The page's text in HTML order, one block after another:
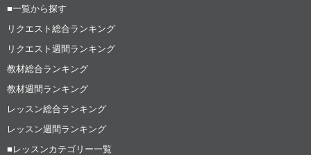
■一覧から探す
リクエスト総合ランキング
リクエスト週間ランキング
教材総合ランキング
教材週間ランキング
レッスン総合ランキング
レッスン週間ランキング
■レッスンカテゴリー一覧